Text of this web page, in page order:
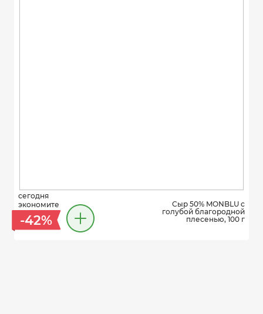
сегодня
экономите
-42%
Сыр 50% MONBLU с
голубой благородной
плесенью, 100 г